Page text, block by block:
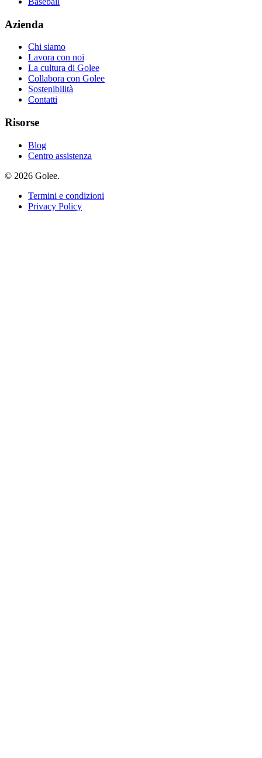
Azienda
Chi siamo
Lavora con noi
La cultura di Golee
Collabora con Golee
Sostenibilità
Contatti
Risorse
Blog
Centro assistenza
© 2026 Golee.
Termini e condizioni
Privacy Policy